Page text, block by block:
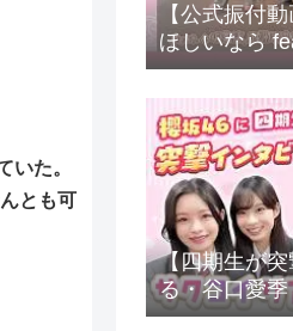
いた。
とも可
【公式振付
ほしいなら
子, 藤嶌果歩
まる (Dance
【四期生が
る・谷口愛
ベントレポー